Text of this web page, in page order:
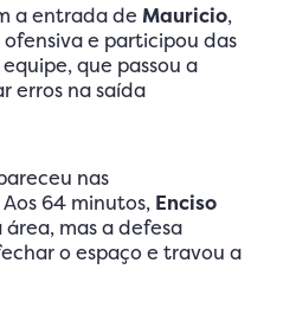
a entrada de Mauricio,
e participou das
que passou a
erros na saída
nas
64 minutos, Enciso
mas a defesa
o espaço e travou a